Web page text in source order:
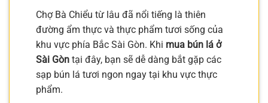
Chợ Bà Chiểu từ lâu đã nổi tiếng là thiên
đường ẩm thực và thực phẩm tươi sống của
khu vực phía Bắc Sài Gòn. Khi mua bún lá ở
Sài Gòn tại đây, bạn sẽ dễ dàng bắt gặp các
sạp bún lá tươi ngon ngay tại khu vực thực
phẩm.